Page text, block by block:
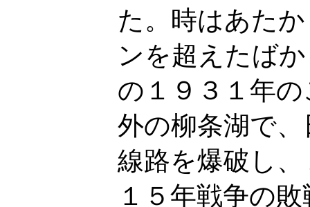
た。時はあた
ンを超えたば
の１９３１年
外の柳条湖で
線路を爆破し
１５年戦争の